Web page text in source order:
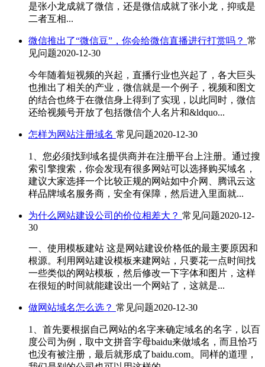
是张小龙成就了微信，还是微信成就了张小龙，抑或是
二者互相...
微信推出了“微信豆”，你会给微信直播进行打赏吗？ 常
见问题2020-12-30
今年随着短视频的兴起，直播行业也兴起了，各大巨头
也推出了相关的产业，微信就是一个例子，视频和图文
的结合也终于在微信身上得到了实现，以此同时，微信
还给视频号开放了包括微信个人名片和&ldquo...
怎样为网站注册域名 常见问题2020-12-30
1、您必须找到域名提供商并在注册平台上注册。通过搜
索引擎搜索，你会发现有很多网站可以选择购买域名，
建议大家选择一个比较正规的网站如中介网、腾讯云这
样品牌域名服务商，安全有保障，然后进入里面就...
为什么网站建设公司的价位相差大？ 常见问题2020-12-
30
一、使用模板建站 这是网站建设价格低的最主要原因和
根源。利用网站建设模板来建网站，只要花一点时间找
一些类似的网站模板，然后修改一下字体和图片，这样
在很短的时间就能建设出一个网站了，这就是...
做网站域名怎么选？ 常见问题2020-12-30
1、首先要根据自己网站的名字来确定域名的名字，以百
度公司为例，取中文拼音字母baidu来做域名，而且恰巧
也没有被注册，最后就形成了baidu.com。同样的道理，